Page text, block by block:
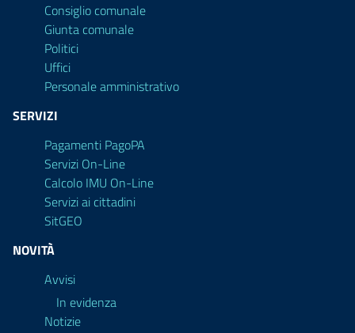
Consiglio comunale
Giunta comunale
Politici
Uffici
Personale amministrativo
SERVIZI
Pagamenti PagoPA
Servizi On-Line
Calcolo IMU On-Line
Servizi ai cittadini
SitGEO
NOVITÀ
Avvisi
In evidenza
Notizie